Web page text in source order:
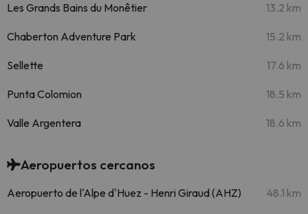
Les Grands Bains du Monêtier 13.2 km
Chaberton Adventure Park 15.2 km
Sellette 17.6 km
Punta Colomion 18.5 km
Valle Argentera 18.6 km
Aeropuertos cercanos
Aeropuerto de l'Alpe d'Huez - Henri Giraud (AHZ) 48.1 km